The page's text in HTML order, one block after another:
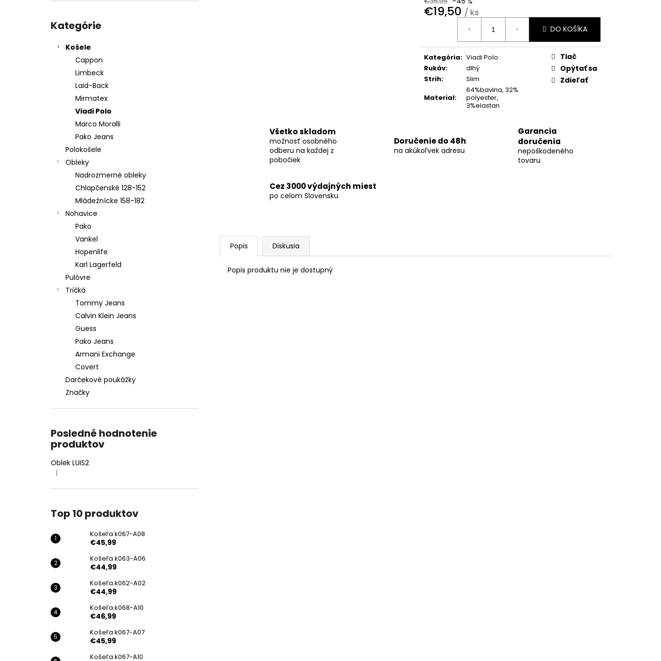
kategórie
Kategórie
Košele
Cappon
Limbeck
Laid-Back
Mirmatex
Viadi Polo
Marco Moralli
Pako Jeans
Polokošele
Obleky
Nadrozmerné obleky
Chlapčenské 128-152
Mládežnícke 158-182
Nohavice
Pako
Vankel
Hopenlife
Karl Lagerfeld
Pulóvre
Tričká
Tommy Jeans
Calvin Klein Jeans
Guess
Pako Jeans
Armani Exchange
Covert
Darčekové poukážky
Značky
Posledné hodnotenie
produktov
Oblek LUIS2
Hodnotenie produktu je 4 z 5 hviezdičiek.
|
Top 10 produktov
Košeľa k067-A08
€45,99
Košeľa k063-A06
€44,99
Košeľa k062-A02
€44,99
Košeľa k068-A10
€46,99
Košeľa k067-A07
€45,99
Košeľa k067-A10
€19,50 / ks
Jednotková
DO KOŠÍKA
Kategória: Viadi Polo
Rukáv:
dlhý
Strih:
Slim
Material:
64%bavlna, 32%
polyester,
3%elastan
Tlač
Opýtať sa
Zdieľať
Všetko skladom
možnosť osobného
odberu na každej z
pobočiek
Doručenie do 48h
na akúkoľvek adresu
Garancia
doručenia
nepoškodeného
tovaru
Cez 3000 výdajných miest
po celom Slovensku
Popis Diskusia
Popis produktu nie je dostupný
KOŠEĽA K067-A08
KOŠEĽA K062-A02